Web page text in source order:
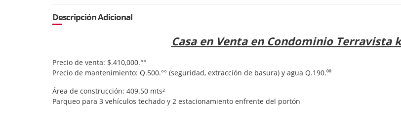
Descripción Adicional
Casa en Venta en Condominio Terravista
Precio de venta: $.410,000.°°
Precio de mantenimiento: Q.500.°° (seguridad, extracción de basura) y agua Q.190.⁰⁰
Área de construcción: 409.50 mts²
Parqueo para 3 vehículos techado y 2 estacionamiento enfrente del portón